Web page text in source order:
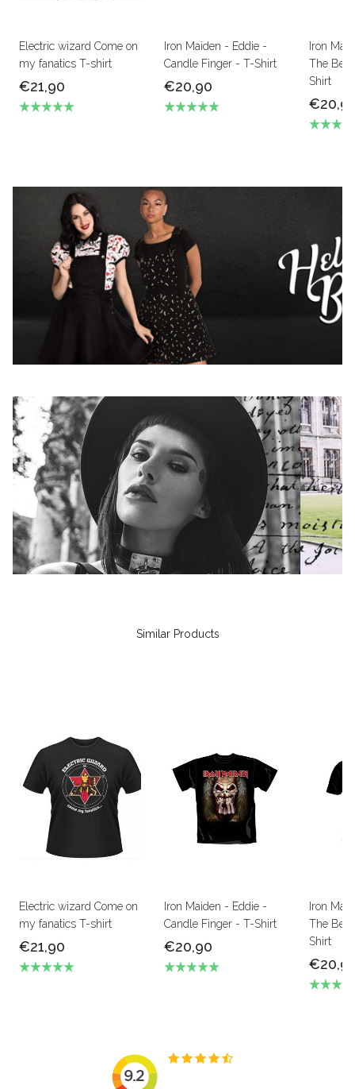
Electric wizard Come on
my fanatics T-shirt
€21,90
Iron Maiden - Eddie -
Candle Finger - T-Shirt
€20,90
Iron
The
Shirt
Similar Products
Electric wizard Come on
my fanatics T-shirt
€21,90
Iron Maiden - Eddie -
Candle Finger - T-Shirt
€20,90
Iron
The
Shirt